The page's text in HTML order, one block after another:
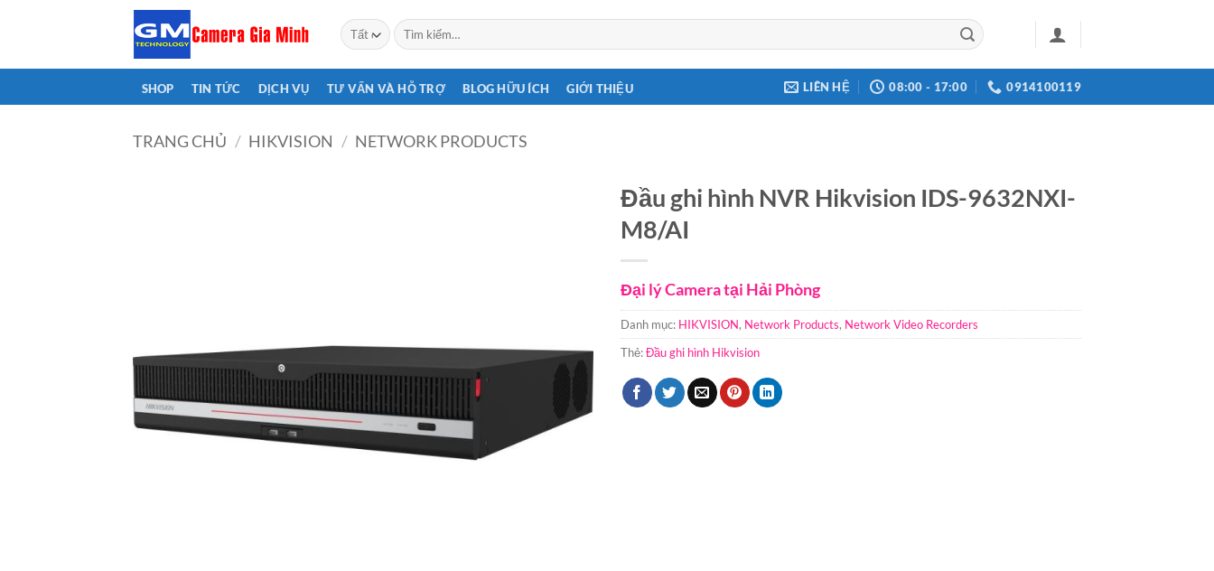
Tìm
kiếm:
SHOP TIN TỨC DỊCH VỤ TƯ VẤN VÀ HỖ TRỢ BLOG HỮU ÍCH GIỚI THIỆU LIÊN HỆ 08:00 - 17:00 0914100119
TRANG CHỦ / HIKVISION / NETWORK PRODUCTS
Đầu ghi hình NVR Hikvision IDS-9632NXI-
M8/AI
Đại lý Camera tại Hải Phòng
Danh mục: HIKVISION, Network Products, Network Video Recorders
Thẻ:Đầu ghi hình Hikvision